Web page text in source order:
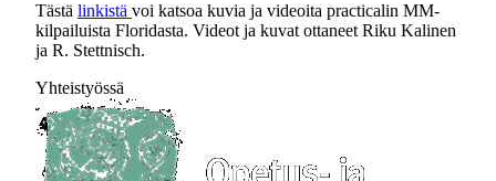
Tästä linkistä voi katsoa kuvia ja videoita practicalin MM-
kilpailuista Floridasta. Videot ja kuvat ottaneet Riku Kalinen
ja R. Stettnisch.
Yhteistyössä